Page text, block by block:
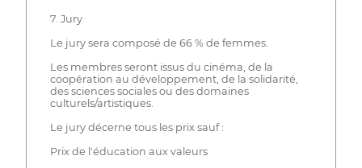
7. Jury
Le jury sera composé de 66 % de femmes.
Les membres seront issus du cinéma, de la
coopération au développement, de la solidarité,
des sciences sociales ou des domaines
culturels/artistiques.
Le jury décerne tous les prix sauf :
Prix de l'éducation aux valeurs